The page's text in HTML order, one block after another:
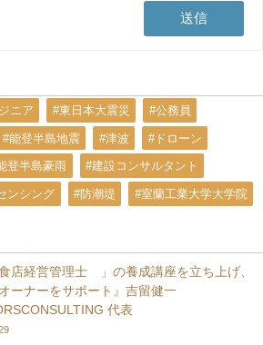
ニア #東日本大震災 #公務員
#能登半島地震 #津波 #ドローン
登半島豪雨 #建設コンサルタント
ンシング #防潮堤 #室蘭工業大学大学院
食店経営管理士®」の養成講座を立ち上げ、
ーナーをサポート』吉留健一
代表